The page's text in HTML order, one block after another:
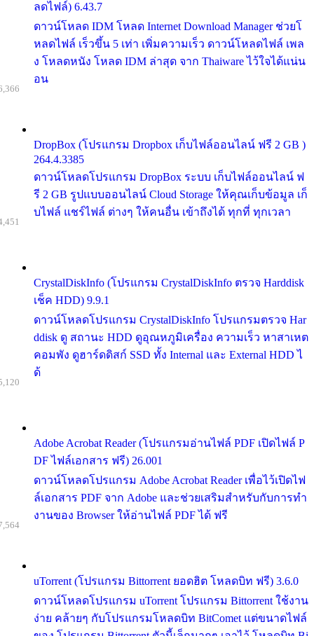
ลดไฟล์) 6.43.7
ดาวน์โหลด IDM โหลด Internet Download Manager ช่วยโ
หลดไฟล์ เร็วขึ้น 5 เท่า เพิ่มความเร็ว ดาวน์โหลดไฟล์ เพล
ง โหลดหนัง โหลด IDM ล่าสุด จาก Thaiware ไว้ใจได้แน่น
อน
DropBox (โปรแกรม Dropbox เก็บไฟล์ออนไลน์ ฟรี 2 GB )
264.4.3385
ดาวน์โหลดโปรแกรม DropBox ระบบ เก็บไฟล์ออนไลน์ ฟ
รี 2 GB รูปแบบออนไลน์ Cloud Storage ให้คุณเก็บข้อมูล เก็
บไฟล์ แชร์ไฟล์ ต่างๆ ให้คนอื่น เข้าถึงได้ ทุกที่ ทุกเวลา
CrystalDiskInfo (โปรแกรม CrystalDiskInfo ตรวจ Harddisk
เช็ค HDD) 9.9.1
ดาวน์โหลดโปรแกรม CrystalDiskInfo โปรแกรมตรวจ Har
ddisk ดู สถานะ HDD ดูอุณหภูมิเครื่อง ความเร็ว หาสาเหต
คอมพัง ดูฮาร์ดดิสก์ SSD ทั้ง Internal และ External HDD ไ
ด้
Adobe Acrobat Reader (โปรแกรมอ่านไฟล์ PDF เปิดไฟล์ P
DF ไฟล์เอกสาร ฟรี) 26.001
ดาวน์โหลดโปรแกรม Adobe Acrobat Reader เพื่อไว้เปิดไฟ
ล์เอกสาร PDF จาก Adobe และช่วยเสริมสำหรับกับการทำ
งานของ Browser ให้อ่านไฟล์ PDF ได้ ฟรี
uTorrent (โปรแกรม Bittorrent ยอดฮิต โหลดบิท ฟรี) 3.6.0
ดาวน์โหลดโปรแกรม uTorrent โปรแกรม Bittorrent ใช้งาน
ง่าย คล้ายๆ กับโปรแกรมโหลดบิท BitComet แต่ขนาดไฟล์